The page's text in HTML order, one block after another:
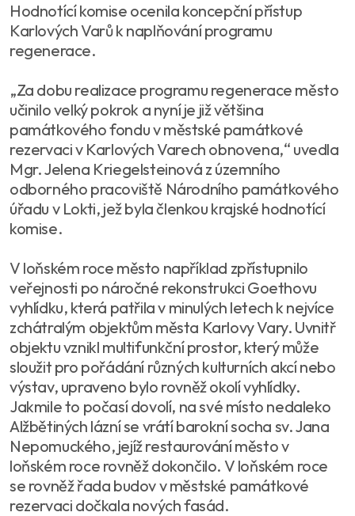
Hodnotící komise ocenila koncepční přístup
Karlových Varů k naplňování programu
regenerace.
„Za dobu realizace programu regenerace město
učinilo velký pokrok a nyní je již většina
památkového fondu v městské památkové
rezervaci v Karlových Varech obnovena,“ uvedla
Mgr. Jelena Kriegelsteinová z územního
odborného pracoviště Národního památkového
úřadu v Lokti, jež byla členkou krajské hodnotící
komise.
V loňském roce město například zpřístupnilo
veřejnosti po náročné rekonstrukci Goethovu
vyhlídku, která patřila v minulých letech k nejvíce
zchátralým objektům města Karlovy Vary. Uvnitř
objektu vznikl multifunkční prostor, který může
sloužit pro pořádání různých kulturních akcí nebo
výstav, upraveno bylo rovněž okolí vyhlídky.
Jakmile to počasí dovolí, na své místo nedaleko
Alžbětiných lázní se vrátí barokní socha sv. Jana
Nepomuckého, jejíž restaurování město v
loňském roce rovněž dokončilo. V loňském roce
se rovněž řada budov v městské památkové
rezervaci dočkala nových fasád.